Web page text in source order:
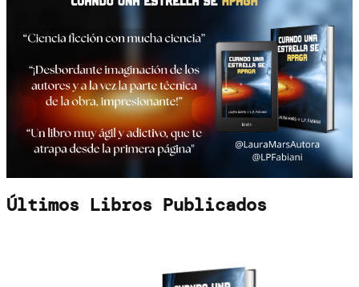
Últimos Libros Publicados